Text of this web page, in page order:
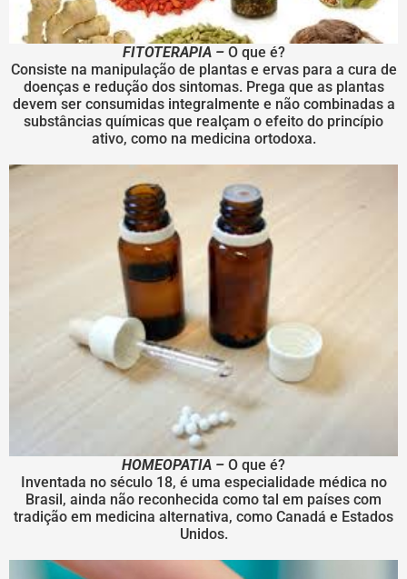
FITOTERAPIA – O que é?
Consiste na manipulação de plantas e ervas para a cura de
doenças e redução dos sintomas. Prega que as plantas
devem ser consumidas integralmente e não combinadas a
substâncias químicas que realçam o efeito do princípio
ativo, como na medicina ortodoxa.
HOMEOPATIA – O que é?
Inventada no século 18, é uma especialidade médica no
Brasil, ainda não reconhecida como tal em países com
tradição em medicina alternativa, como Canadá e Estados
Unidos.